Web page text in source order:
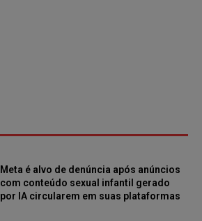
Meta é alvo de denúncia após anúncios
com conteúdo sexual infantil gerado
por IA circularem em suas plataformas